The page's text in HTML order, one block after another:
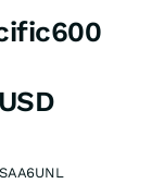
SAA6UNL